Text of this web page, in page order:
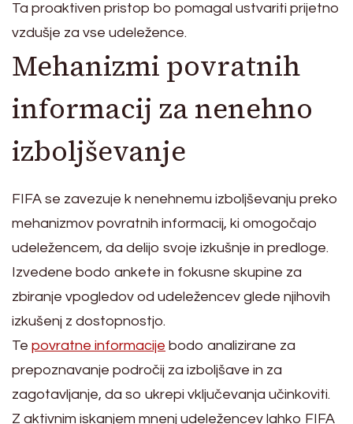
Ta proaktiven pristop bo pomagal ustvariti prijetno
vzdušje za vse udeležence.
Mehanizmi povratnih
informacij za nenehno
izboljševanje
FIFA se zavezuje k nenehnemu izboljševanju preko
mehanizmov povratnih informacij, ki omogočajo
udeležencem, da delijo svoje izkušnje in predloge.
Izvedene bodo ankete in fokusne skupine za
zbiranje vpogledov od udeležencev glede njihovih
izkušenj z dostopnostjo.
Te povratne informacije bodo analizirane za
prepoznavanje področij za izboljšave in za
zagotavljanje, da so ukrepi vključevanja učinkoviti.
Z aktivnim iskanjem mnenj udeležencev lahko FIFA